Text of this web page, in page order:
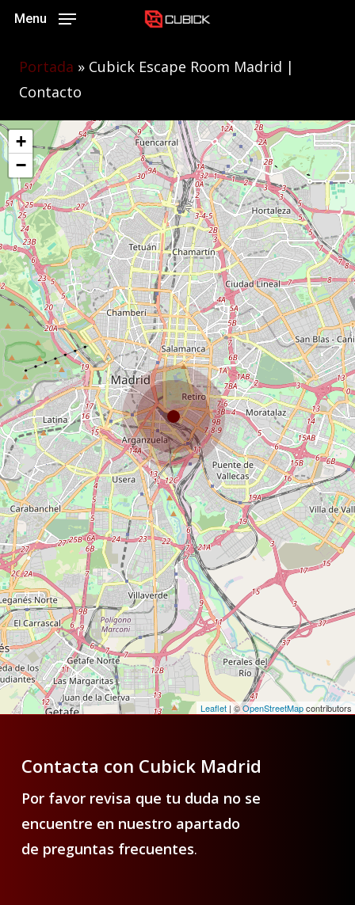
Skip
main
content
Menu
Portada » Cubick Escape Room Madrid |
Contacto
+
−
Leaflet | ©OpenStreetMapcontributors
Contacta con Cubick Madrid
Por favor revisa que tu duda no se
encuentre en nuestro apartado
de preguntas frecuentes.